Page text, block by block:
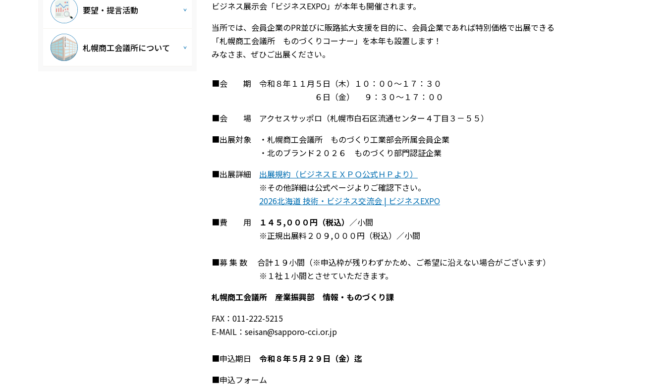
要望・提言活動
札幌商工会議所について
ビジネス展示会「ビジネスEXPO」が本年も開催されます。
当所では、会員企業のPR並びに販路拡大支援を目的に、会員企業であれば特別価格で出展できる
「札幌商工会議所 ものづくりコーナー」を本年も設置します！
みなさま、ぜひご出展ください。
■会 期 令和８年１１月５日（木）１０：００～１７：３０
６日（金） ９：３０～１７：００
■会 場 アクセスサッポロ（札幌市白石区流通センター４丁目３－５５）
■出展対象 ・札幌商工会議所 ものづくり工業部会所属会員企業
・北のブランド２０２６ ものづくり部門認証企業
■出展詳細 出展規約（ビジネスＥＸＰＯ公式ＨＰより）
※その他詳細は公式ページよりご確認下さい。
2026北海道 技術・ビジネス交流会 | ビジネスEXPO
■費 用
１４５,０００円（税込） ／小間
※正規出展料２０９,０００円（税込）／小間
■募 集 数 合計１９小間（※申込枠が残りわずかため、ご希望に沿えない場合がございます）
※１社１小間とさせていただきます。
札幌商工会議所 産業振興部 情報・ものづくり課
FAX：011-222-5215
E-MAIL：seisan@sapporo-cci.or.jp
■申込期日 令和８年５月２９日（金）迄
■申込フォーム